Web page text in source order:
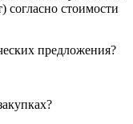
согласно стоимости
предложения?